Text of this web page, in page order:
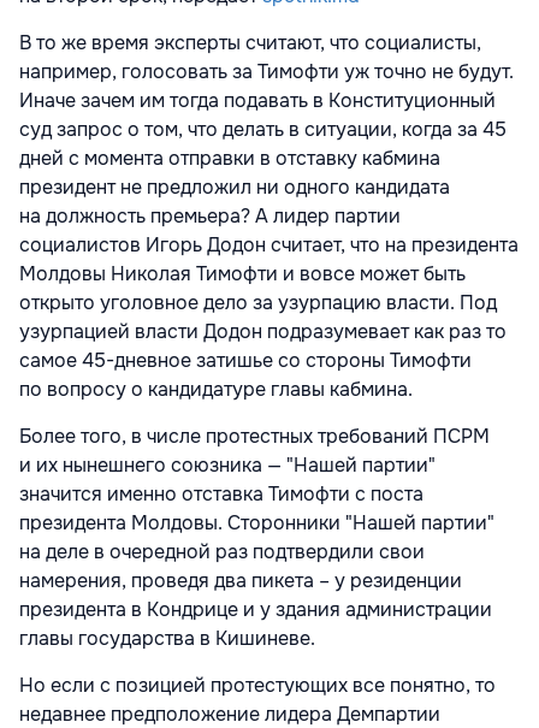
В то же время эксперты считают, что социалисты,
например, голосовать за Тимофти уж точно не будут.
Иначе зачем им тогда подавать в Конституционный
суд запрос о том, что делать в ситуации, когда за 45
дней с момента отправки в отставку кабмина
президент не предложил ни одного кандидата
на должность премьера? А лидер партии
социалистов Игорь Додон считает, что на президента
Молдовы Николая Тимофти и вовсе может быть
открыто уголовное дело за узурпацию власти. Под
узурпацией власти Додон подразумевает как раз то
самое 45-дневное затишье со стороны Тимофти
по вопросу о кандидатуре главы кабмина.
Более того, в числе протестных требований ПСРМ
и их нынешнего союзника — "Нашей партии"
значится именно отставка Тимофти с поста
президента Молдовы. Сторонники "Нашей партии"
на деле в очередной раз подтвердили свои
намерения, проведя два пикета – у резиденции
президента в Кондрице и у здания администрации
главы государства в Кишиневе.
Но если с позицией протестующих все понятно, то
недавнее предположение лидера Демпартии